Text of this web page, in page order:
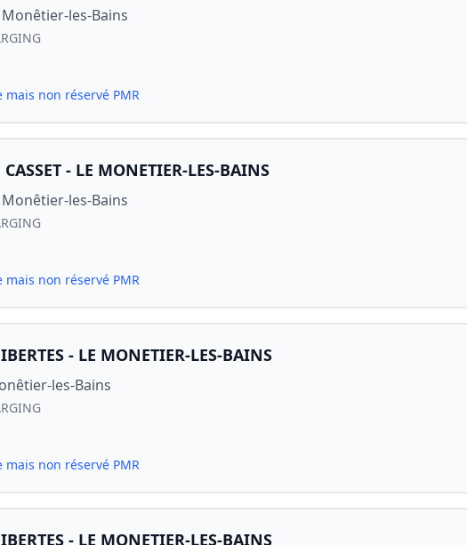
les-Bains
mais non réservé PMR
- LE MONETIER-LES-BAINS
les-Bains
mais non réservé PMR
- LE MONETIER-LES-BAINS
les-Bains
mais non réservé PMR
- LE MONETIER-LES-BAINS